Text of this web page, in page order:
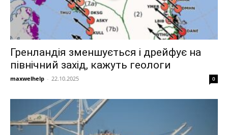
Гренландія зменшується і дрейфує на
північний захід, кажуть геологи
maxwelhelp - 22.10.2025 0